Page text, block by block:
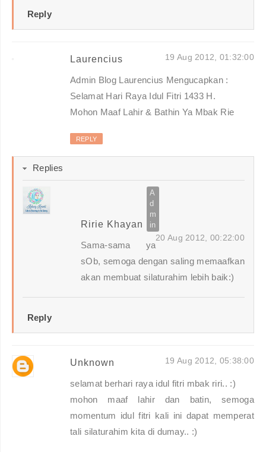
Reply
Laurencius 19 Aug 2012, 01:32:00
Admin Blog Laurencius Mengucapkan :
Selamat Hari Raya Idul Fitri 1433 H.
Mohon Maaf Lahir & Bathin Ya Mbak Rie
REPLY
Replies
Ririe Khayan
20 Aug 2012, 00:22:00
Sama-sama ya
sOb, semoga dengan saling memaafkan
akan membuat silaturahim lebih baik:)
Reply
Unknown 19 Aug 2012, 05:38:00
selamat berhari raya idul fitri mbak riri.. :)
mohon maaf lahir dan batin, semoga
momentum idul fitri kali ini dapat memperat
tali silaturahim kita di dumay.. :)